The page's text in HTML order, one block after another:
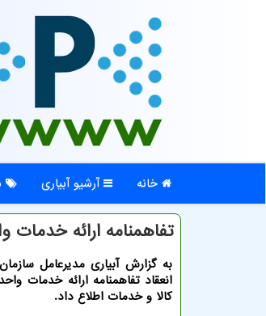
خانه آرشیو آبیاری
تفاهمنامه ارائه
به گزارش آبیاری مدیرعامل
انعقاد تفاهمنامه ارائه خدمات
کالا و خدمات اطلاع داد.